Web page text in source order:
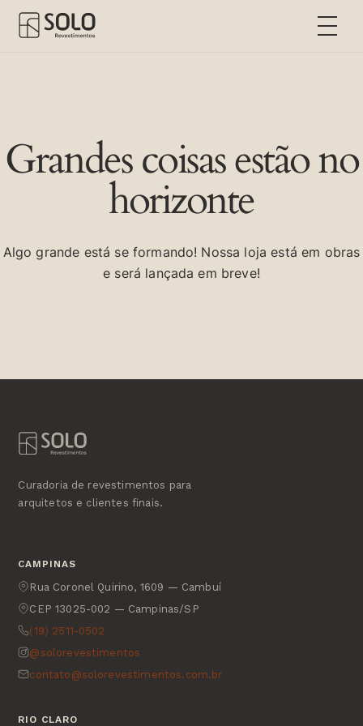
Grandes coisas estão no
horizonte
Algo grande está se formando! Nossa loja está em obras
e será lançada em breve!
Curadoria de revestimentos para
arquitetos e clientes finais.
CAMPINAS
Rua Coronel Quirino, 1609 — Cambuí
CEP 13025-002 — Campinas/SP
(19) 2511-0502
@solorevestimentos
contato@solorevestimentos.com.br
RIO CLARO